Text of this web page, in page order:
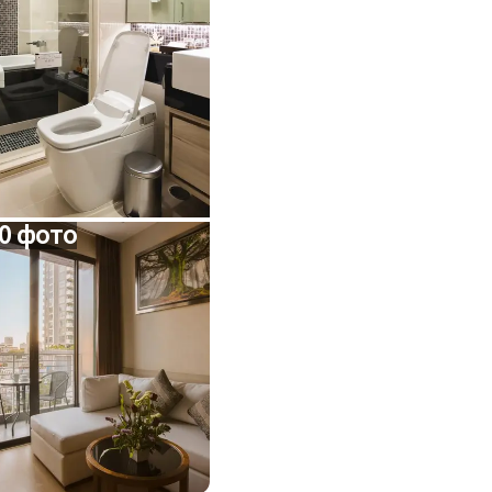
фото